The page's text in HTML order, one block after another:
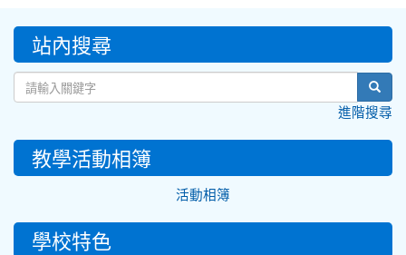
::: 站內搜尋
進階搜尋
教學活動相簿
活動相簿
學校特色